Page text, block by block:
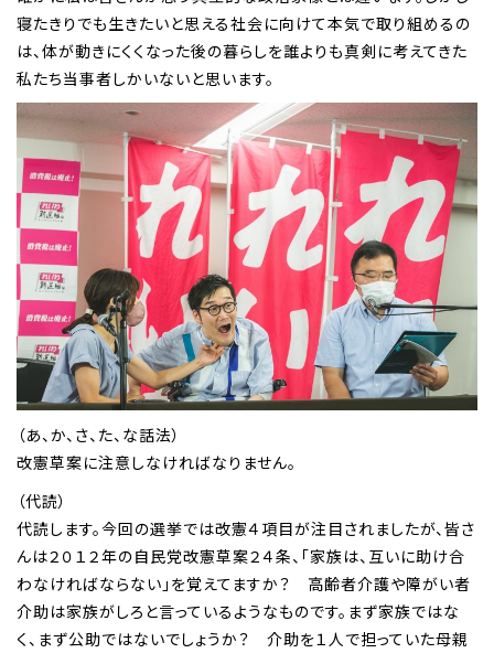
寝たきりでも生きたいと思える社会に向けて本気で取り組めるの
は、体が動きにくくなった後の暮らしを誰よりも真剣に考えてきた
私たち当事者しかいないと思います。
（あ、か、さ、た、な話法）
改憲草案に注意しなければなりません。
（代読）
代読します。今回の選挙では改憲４項目が注目されましたが、皆さ
んは２０１２年の自民党改憲草案２４条、「家族は、互いに助け合
わなければならない」を覚えてますか？ 高齢者介護や障がい者
介助は家族がしろと言っているようなものです。まず家族ではな
く、まず公助ではないでしょうか？ 介助を１人で担っていた母親